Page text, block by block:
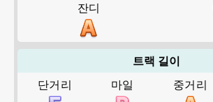
잔디
트랙 길이
단거리
마일 중거리